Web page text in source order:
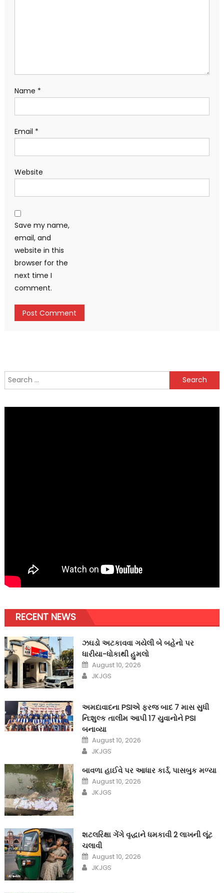
Name *
Email *
Website
Save my name,
email, and
website in this
browser for the
next time I
comment.
Search
for:
RECENT NEWS
ઝઘડો અટકાવવા ગયેલી બે બહેનો પર
ધારીયા-ધોકાથી હુમલો
Posted
on
August 10, 2026
Author
JKJGS
અમદાવાદના PSIએ ફરજ બાદ 7 માસ સુધી
નિ:શુલ્ક તાલીમ આપી 17 યુવાનોને PSI
બનાવ્યા
Posted
on
August 10, 2026
Author
JKJGS
બાવળા હાઈવે પર આધાર કાર્ડ, પાસબુક મળ્યા
Posted
on
August 10, 2026
Author
JKJGS
શટલરિક્ષા ગેંગે વૃદ્ધાને ધમકાવી 2 લાખની લૂંટ
ચલાવી
Posted
on
August 10, 2026
Author
JKJGS